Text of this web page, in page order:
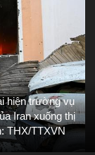
hiện trường vụ
Iran xuống thị
THX/TTXVN